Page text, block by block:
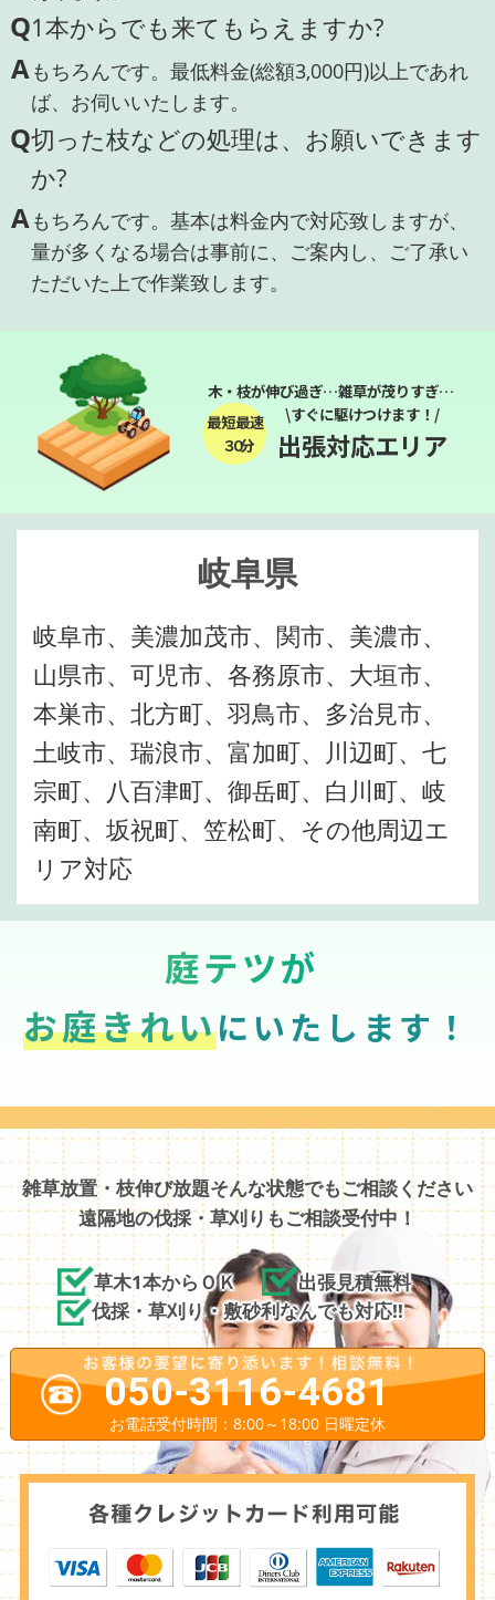
Q1本からでも来てもらえますか?
Aもちろんです。最低料金(総額3,000円)以上であれ
ば、お伺いいたします。
Q切った枝などの処理は、お願いできます
か?
Aもちろんです。基本は料金内で対応致しますが、
量が多くなる場合は事前に、ご案内し、ご了承い
ただいた上で作業致します。
木・枝が伸び過ぎ…雑草が茂りすぎ…
最短最速
３０分
\すぐに駆けつけます！/
出張対応エリア
岐阜県
岐阜市、美濃加茂市、関市、美濃市、
山県市、可児市、各務原市、大垣市、
本巣市、北方町、羽鳥市、多治見市、
土岐市、瑞浪市、富加町、川辺町、七
宗町、八百津町、御岳町、白川町、岐
南町、坂祝町、笠松町、その他周辺エ
リア対応
庭テツが
お庭きれいにいたします！
雑草放置・枝伸び放題そんな状態でもご相談ください
遠隔地の伐採・草刈りもご相談受付中！
草木1本からＯＫ
出張見積無料
伐採・草刈り・敷砂利なんでも対応!!
050-3116-4681
お電話受付時間：8:00～18:00 日曜定休